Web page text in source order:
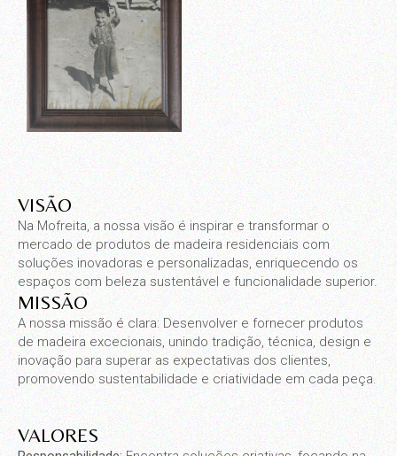
VISÃO
Na Mofreita, a nossa visão é inspirar e transformar o
mercado de produtos de madeira residenciais com
soluções inovadoras e personalizadas, enriquecendo os
espaços com beleza sustentável e funcionalidade superior.
MISSÃO
A nossa missão é clara: Desenvolver e fornecer produtos
de madeira excecionais, unindo tradição, técnica, design e
inovação para superar as expectativas dos clientes,
promovendo sustentabilidade e criatividade em cada peça.
VALORES